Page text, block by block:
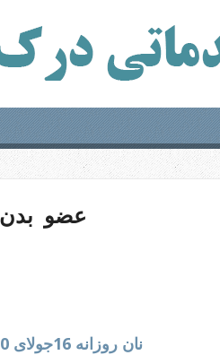
نان روزانه 16جولای 2020،جای خود را پیدا کنیم